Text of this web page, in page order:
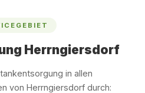
Herrngiersdorf
in allen
von Herrngiersdorf durch: